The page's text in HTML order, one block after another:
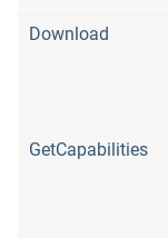
Download
GetCapabilities